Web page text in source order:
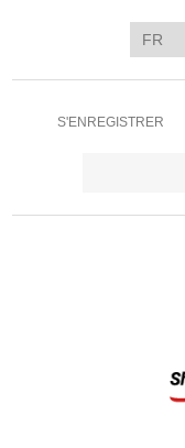
S'ENREGISTRER